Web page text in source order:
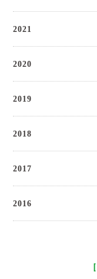
2021
2020
2019
2018
2017
2016